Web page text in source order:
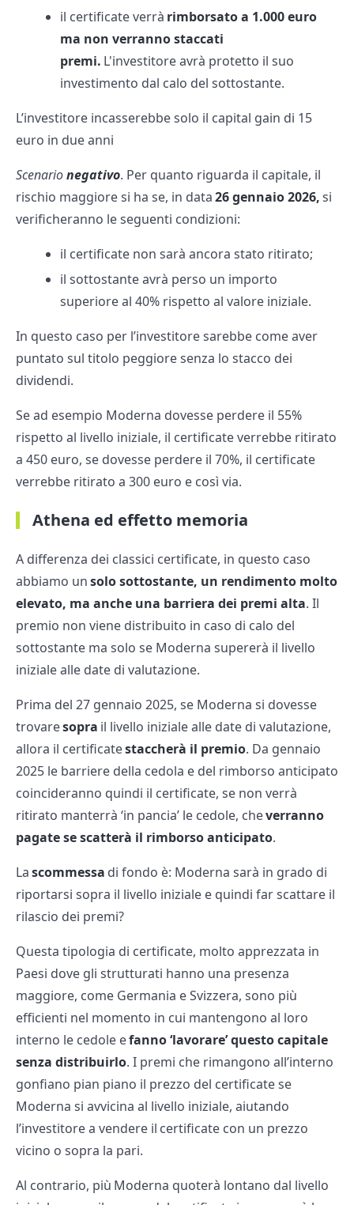
il certificate verrà rimborsato a 1.000 euro
ma non verranno staccati
premi. L'investitore avrà protetto il suo
investimento dal calo del sottostante.
L’investitore incasserebbe solo il capital gain di 15
euro in due anni
Scenarionegativo. Per quanto riguarda il capitale, il
rischio maggiore si ha se, in data26 gennaio 2026,si
verificheranno le seguenti condizioni:
il certificate non sarà ancora stato ritirato;
il sottostante avrà perso un importo
superiore al 40% rispetto al valore iniziale.
In questo caso per l’investitore sarebbe come aver
puntato sul titolo peggiore senza lo stacco dei
dividendi.
Se ad esempio Moderna dovesse perdere il 55%
rispetto al livello iniziale, il certificate verrebbe ritirato
a 450 euro, se dovesse perdere il 70%, il certificate
verrebbe ritirato a 300 euro e così via.
Athena ed effetto memoria
A differenza dei classici certificate, in questo caso
abbiamo unsolo sottostante, un rendimento molto
elevato, ma anche una barriera dei premi alta. Il
premio non viene distribuito in caso di calo del
sottostante ma solo se Moderna supererà il livello
iniziale alle date di valutazione.
Prima del 27 gennaio 2025, se Moderna si dovesse
trovaresopra il livello iniziale alle date di valutazione,
allora il certificatestaccherà il premio. Da gennaio
2025 le barriere della cedola e del rimborso anticipato
coincideranno quindi il certificate, se non verrà
ritirato manterrà ‘in pancia’ le cedole, cheverranno
pagate se scatterà il rimborso anticipato.
Lascommessa di fondo è: Moderna sarà in grado di
riportarsi sopra il livello iniziale e quindi far scattare il
rilascio dei premi?
Questa tipologia di certificate, molto apprezzata in
Paesi dove gli strutturati hanno una presenza
maggiore, come Germania e Svizzera, sono più
efficienti nel momento in cui mantengono al loro
interno le cedole efanno ‘lavorare’ questo capitale
senza distribuirlo. I premi che rimangono all’interno
gonfiano pian piano il prezzo del certificate se
Moderna si avvicina al livello iniziale, aiutando
l’investitore a vendere il certificate con un prezzo
vicino o sopra la pari.
Al contrario, più Moderna quoterà lontano dal livello